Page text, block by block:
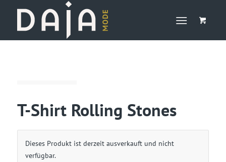
T-Shirt Rolling Stones
Dieses Produkt ist derzeit ausverkauft und nicht
verfügbar.